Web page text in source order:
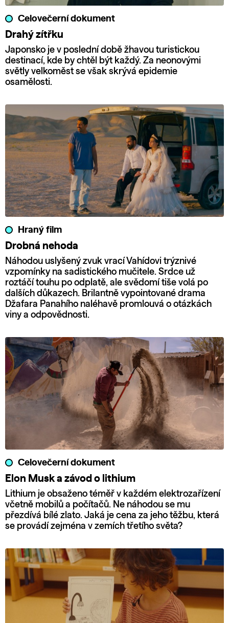
Celovečerní dokument
Drahý zítřku
Japonsko je v poslední době žhavou turistickou
destinací, kde by chtěl být každý. Za neonovými
světly velkoměst se však skrývá epidemie
osamělosti.
Hraný film
Drobná nehoda
Náhodou uslyšený zvuk vrací Vahídovi trýznivé
vzpomínky na sadistického mučitele. Srdce už
roztáčí touhu po odplatě, ale svědomí tiše volá po
dalších důkazech. Brilantně vypointované drama
Džafara Panahího naléhavě promlouvá o otázkách
viny a odpovědnosti.
Celovečerní dokument
Elon Musk a závod o lithium
Lithium je obsaženo téměř v každém elektrozařízení
včetně mobilů a počítačů. Ne náhodou se mu
přezdívá bílé zlato. Jaká je cena za jeho těžbu, která
se provádí zejména v zemích třetího světa?